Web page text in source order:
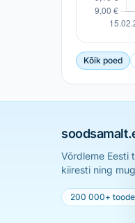
Kõik poed
Võrdleme Eesti
kiiresti ning
200 000+